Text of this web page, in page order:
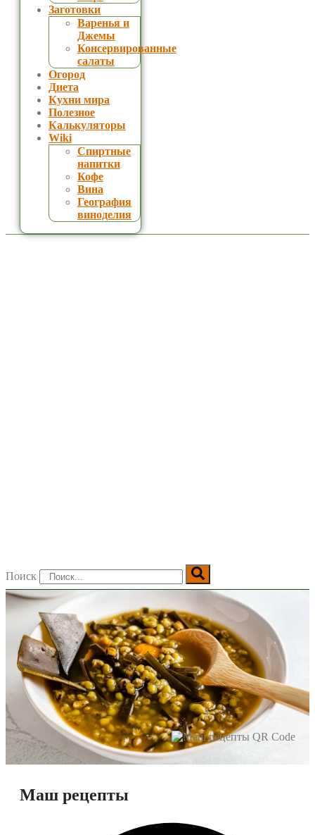
Заготовки
Варенья и
Джемы
Консервированные
салаты
Огород
Диета
Кухни мира
Полезное
Калькуляторы
Wiki
Спиртные
напитки
Кофе
Вина
География
виноделия
Поиск
Маш рецепты